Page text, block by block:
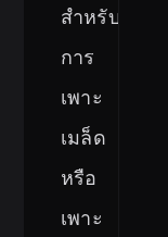
สำหรับ
การ
เพาะ
เมล็ด
หรือ
เพาะ